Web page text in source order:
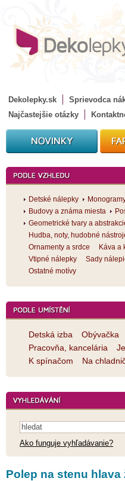
Dekolepky.sk Sprievodca
Najčastejšie otázky
Detské nálepky
Budovy a známa miesta
Geometrické tvary a
Hudba, noty, hudobné
Ornamenty a srdce
Káva a
Vtipné nálepky
Sady
Ostatné motívy
Detská izba Obývačka
Pracovňa, kancelária
K spínačom
Na
Ako funguje vyhľadávanie?
Polep na stenu